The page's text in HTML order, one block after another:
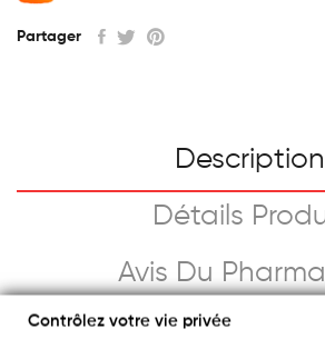
Partager
Description
Détails
Avis Du
Contrôlez votre vie privée